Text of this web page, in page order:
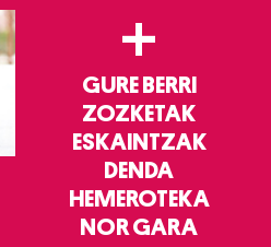
+
GURE BERRI
ZOZKETAK
ESKAINTZAK
DENDA
HEMEROTEKA
NOR GARA